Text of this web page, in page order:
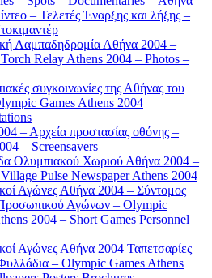
– Τελετές Έναρξης και λήξης –
Λαμπαδηδρομία Αθήνα 2004 –
Relay Athens 2004 – Photos –
συγκοινωνίες της Αθήνας του
Games Athens 2004
– Αρχεία προστασίας οθόνης –
– Screensavers
Ολυμπιακού Χωριού Αθήνα 2004 –
Pulse Newspaper Athens 2004
Αγώνες Αθήνα 2004 – Σύντομος
Αγώνων – Olympic
2004 – Short Games Personnel
Αγώνες Αθήνα 2004 Ταπετσαρίες
– Olympic Games Athens